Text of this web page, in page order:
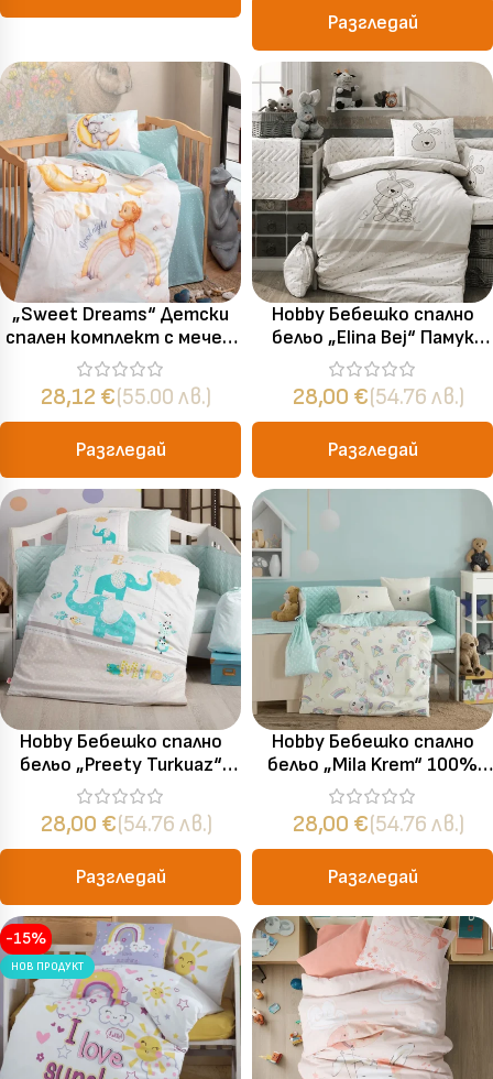
Разгледай
„Sweet Dreams“ Детски
спален комплект с мече и
зайче – Памук Ранфорс – 4
части – за детско легло
28,12 €(55.00 лв.)
Разгледай
Hobby Бебешко спално
бельо „Elina Bej“ Памук
Поплин – 4 части – за
бебешко легло
28,00 €(54.76 лв.)
Разгледай
Hobby Бебешко спално
бельо „Preety Turkuaz“
Памук Поплин – 4 части –
за бебешко легло
28,00 €(54.76 лв.)
Разгледай
Hobby Бебешко спално
бельо „Mila Krem“ 100%
памук – 4 части – за
бебешко легло
28,00 €(54.76 лв.)
Разгледай
-15%
НОВ ПРОДУКТ